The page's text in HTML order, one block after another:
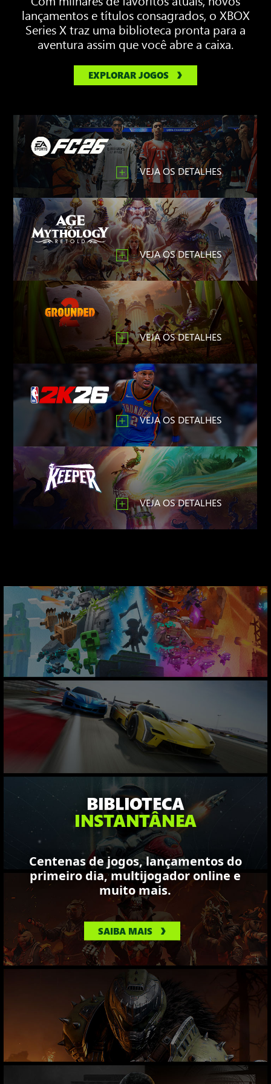
lançamentos e títulos consagrados, o XBOX
Series X traz uma biblioteca pronta para a
aventura assim que você abre a caixa.
EXPLORAR JOGOS
VEJA OS DETALHES
VEJA OS DETALHES
VEJA OS DETALHES
VEJA OS DETALHES
VEJA OS DETALHES
BIBLIOTECA
INSTANTÂNEA
Centenas de jogos, lançamentos do
primeiro dia, multijogador online e
muito mais.
SAIBA MAIS